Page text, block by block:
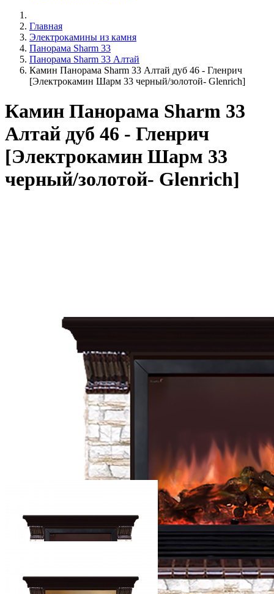
Главная
Электрокамины из камня
Панорама Sharm 33
Панорама Sharm 33 Алтай
Камин Панорама Sharm 33 Алтай дуб 46 - Гленрич
[Электрокамин Шарм 33 черный/золотой- Glenrich]
Камин Панорама Sharm 33
Алтай дуб 46 - Гленрич
[Электрокамин Шарм 33
черный/золотой- Glenrich]